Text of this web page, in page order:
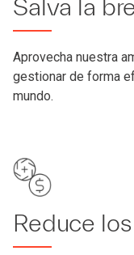
Salva la
Aprovecha nuestra
gestionar de forma
mundo.
Reduce